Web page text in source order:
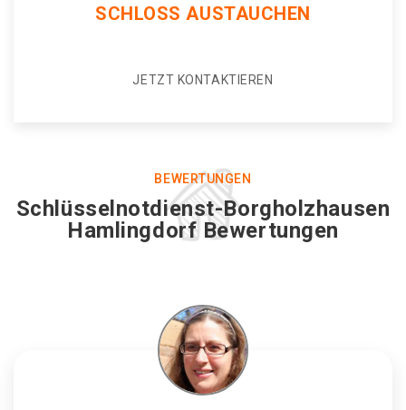
SCHLOSS AUSTAUCHEN
JETZT KONTAKTIEREN
BEWERTUNGEN
Schlüsselnotdienst-Borgholzhausen
Hamlingdorf Bewertungen